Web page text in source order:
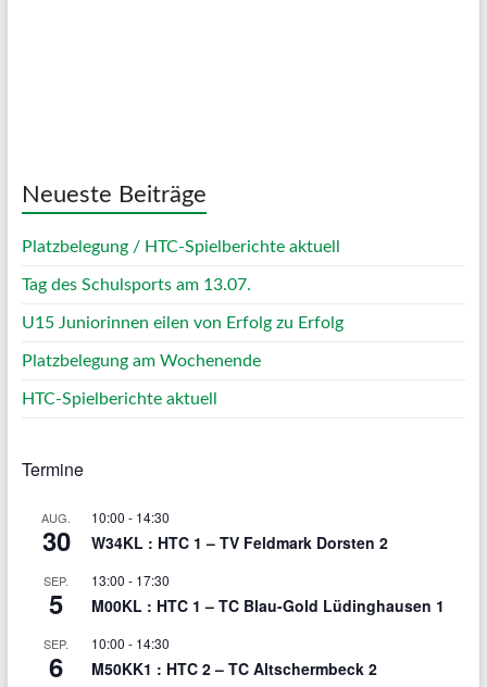
Neueste Beiträge
Platzbelegung / HTC-Spielberichte aktuell
Tag des Schulsports am 13.07.
U15 Juniorinnen eilen von Erfolg zu Erfolg
Platzbelegung am Wochenende
HTC-Spielberichte aktuell
Termine
AUG.
30
10:00 - 14:30
W34KL : HTC 1 – TV Feldmark Dorsten 2
SEP.
5
13:00 - 17:30
M00KL : HTC 1 – TC Blau-Gold Lüdinghausen 1
SEP.
6
10:00 - 14:30
M50KK1 : HTC 2 – TC Altschermbeck 2